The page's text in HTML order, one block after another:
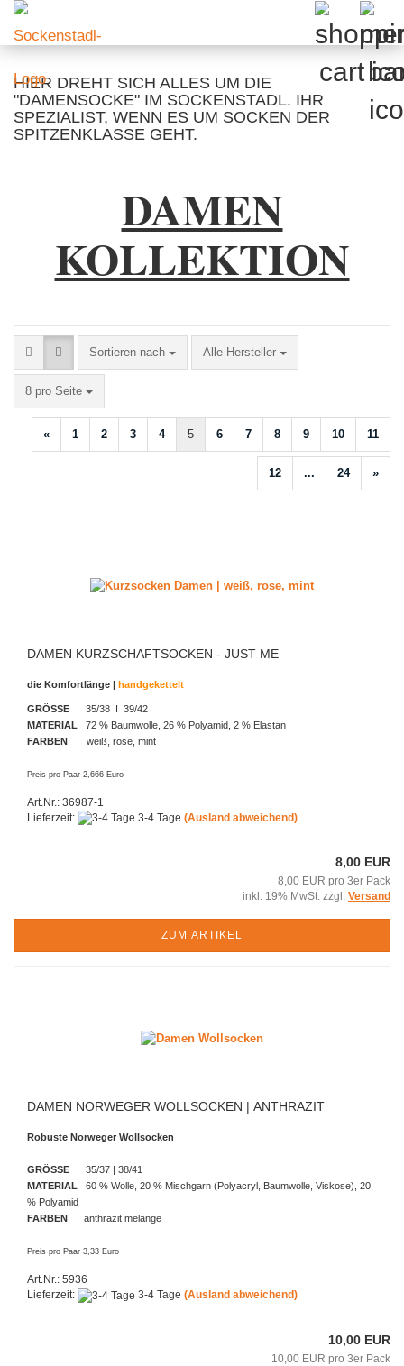
HIER DREHT SICH ALLES UM DIE
"DAMENSOCKE" IM SOCKENSTADL. IHR
SPEZIALIST, WENN ES UM SOCKEN DER
SPITZENKLASSE GEHT.
DAMEN
KOLLEKTION
Sortieren nach
Sortieren nach Alle Hersteller
8 pro Seite
pro Seite
« 1 2 3 4 5 6 7 8 9 10 11
12 ... 24 »
DAMEN KURZSCHAFTSOCKEN - JUST ME
die Komfortlänge | handgekettelt
GRÖSSE 35/38 I 39/42
MATERIAL 72 % Baumwolle, 26 % Polyamid, 2 % Elastan
FARBEN weiß, rose, mint
Preis pro Paar 2,666 Euro
Art.Nr.: 36987-1
Lieferzeit:
3-4 Tage (Ausland abweichend)
8,00 EUR
8,00 EUR pro 3er Pack
inkl. 19% MwSt. zzgl. Versand
ZUM ARTIKEL
DAMEN NORWEGER WOLLSOCKEN | ANTHRAZIT
Robuste Norweger Wollsocken
GRÖSSE 35/37 | 38/41
MATERIAL 60 % Wolle, 20 % Mischgarn (Polyacryl, Baumwolle, Viskose), 20
% Polyamid
FARBEN
anthrazit melange
Preis pro Paar 3,33 Euro
Art.Nr.: 5936
Lieferzeit:
3-4 Tage (Ausland abweichend)
10,00 EUR
10,00 EUR pro 3er Pack